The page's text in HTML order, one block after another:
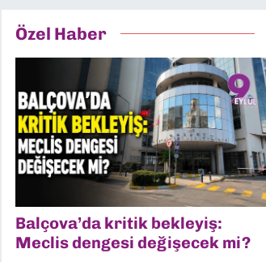
Özel Haber
Balçova’da kritik bekleyiş:
Meclis dengesi değişecek mi?